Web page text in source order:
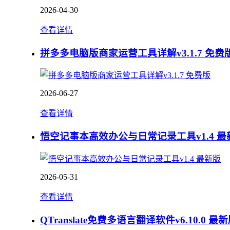
2026-04-30
查看详情
拼多多电脑版商家运营工具详解v3.1.7 免费
2026-06-27
查看详情
悟空记事本高效办公与日常记录工具v1.4 最
2026-05-31
查看详情
QTranslate免费多语言翻译软件v6.10.0 最新